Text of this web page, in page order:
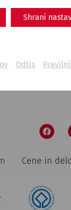
Shrani
Odtis
War
politics
Cene in